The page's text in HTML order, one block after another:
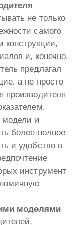
не только
самого
конструкции,
и, конечно,
предлагал
а не просто
производителя
модели и
более полное
и удобство в
инструмент
моделями